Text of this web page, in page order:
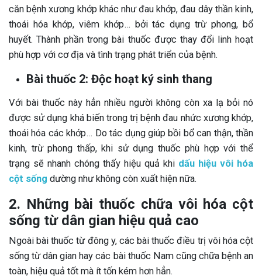
căn bệnh xương khớp khác như đau khớp, đau dây thần kinh,
thoái hóa khớp, viêm khớp… bởi tác dụng trừ phong, bổ
huyết. Thành phần trong bài thuốc được thay đổi linh hoạt
phù hợp với cơ địa và tình trạng phát triển của bệnh.
Bài thuốc 2: Độc hoạt ký sinh thang
Với bài thuốc này hẳn nhiều người không còn xa lạ bỏi nó
được sử dụng khá biến trong trị bệnh đau nhức xương khớp,
thoái hóa các khớp… Do tác dụng giúp bồi bổ can thận, thần
kinh, trừ phong thấp, khi sử dụng thuốc phù hợp với thể
trạng sẽ nhanh chóng thấy hiệu quả khi dấu hiệu vôi hóa
cột sống dường như không còn xuất hiện nữa.
2. Những bài thuốc chữa vôi hóa cột
sống từ dân gian hiệu quả cao
Ngoài bài thuốc từ đông y, các bài thuốc điều trị vôi hóa cột
sống từ dân gian hay các bài thuốc Nam cũng chữa bệnh an
toàn, hiệu quả tốt mà ít tốn kém hơn hẳn.